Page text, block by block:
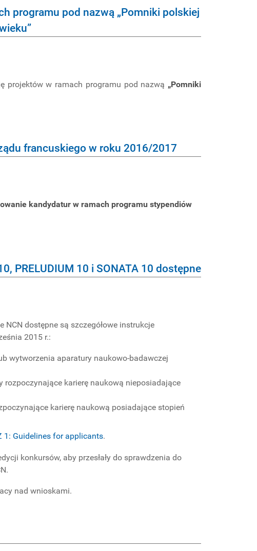
programu pod nazwą „Pomniki polskiej
projektów w ramach programu pod nazwą „Pomniki
francuskiego w roku 2016/2017
kandydatur w ramach programu stypendiów
PRELUDIUM 10 i SONATA 10 dostępne
NCN dostępne są szczegółowe instrukcje
2015 r.:
wytworzenia aparatury naukowo-badawczej
karierę naukową nieposiadające
karierę naukową posiadające stopień
1: Guidelines for applicants.
konkursów, aby przesłały do sprawdzenia do
nad wnioskami.